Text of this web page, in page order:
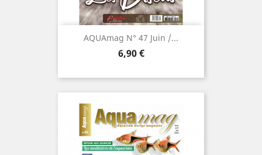
AQUAmag N° 47 Juin /...
Prix
6,90 €